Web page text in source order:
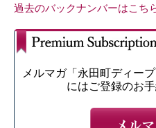
過去のバックナンバーはこち
メルマガ「永田町ディー
にはご登録のお